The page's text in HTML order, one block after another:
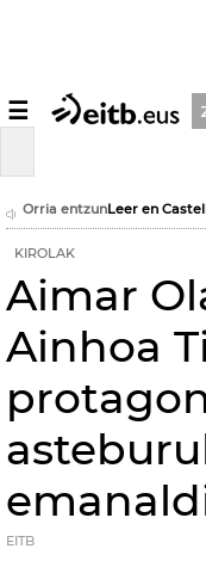
☰
Orria entzunLeer en
KIROLAK
Aimar
Ainhoa
EITB